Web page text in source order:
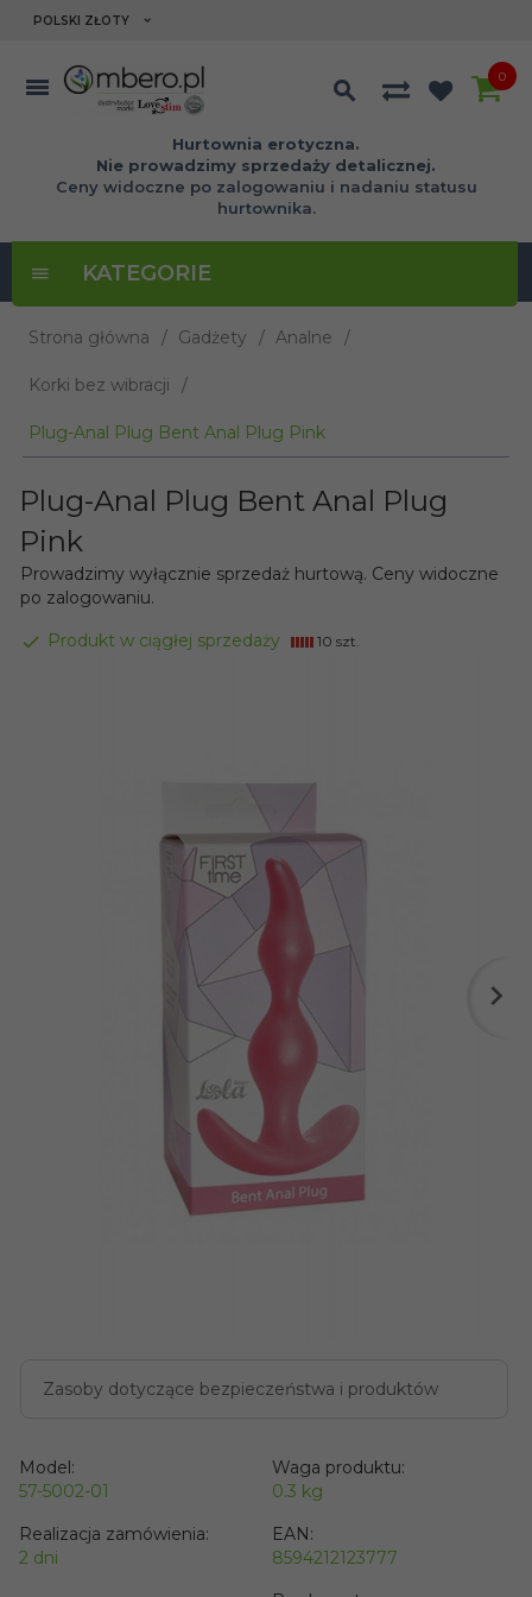
currency_h
POLSKI ZŁOTY
Hurtownia erotyczna.
Nie prowadzimy sprzedaży detalicznej.
Ceny widoczne po zalogowaniu i nadaniu statusu
hurtownika.
0
KATEGORIE
Strona główna Gadżety Analne
Korki bez wibracji
Plug-Anal Plug Bent Anal Plug Pink
Plug-Anal Plug Bent Anal Plug
Pink
Prowadzimy wyłącznie sprzedaż hurtową. Ceny widoczne
po zalogowaniu.
Produkt w ciągłej sprzedaży 10 szt.
Zasoby dotyczące bezpieczeństwa i produktów
Model:
57-5002-01
Waga produktu:
0.3 kg
Realizacja zamówienia:
2 dni
EAN:
8594212123777